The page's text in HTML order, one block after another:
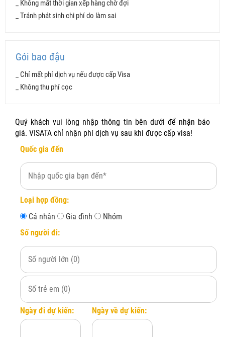
TIỆN ÍCH
Dịch thuật
Sắp xếp hồ sơ
Khắc phục hồ sơ yếu
Phí
Chưa bao gồm
phí lãnh sự, phí
_ Không mất thời gian xếp hàng chờ đợi
_ Tránh phát sinh chi phí do làm sai
Gói bao đậu
_ Chỉ mất phí dịch vụ nếu được cấp Visa
_ Không thu phí cọc
Quý khách vui lòng nhập thông tin bên dưới để nhận báo
giá. VISATA chỉ nhận phí dịch vụ sau khi được cấp visa!
Quốc gia đến
Loại hợp đồng:
Cá nhân
Gia đình
Nhóm
Số người đi:
Ngày đi dự kiến: Ngày về dự kiến: